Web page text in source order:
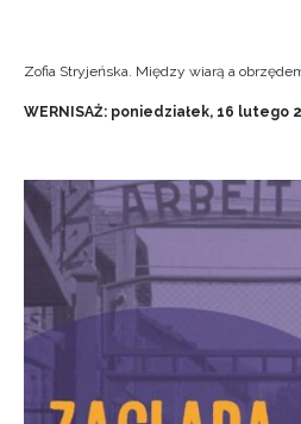
Zofia Stryjeńska. Między wiarą a
WERNISAŻ: poniedziałek, 16 lutego